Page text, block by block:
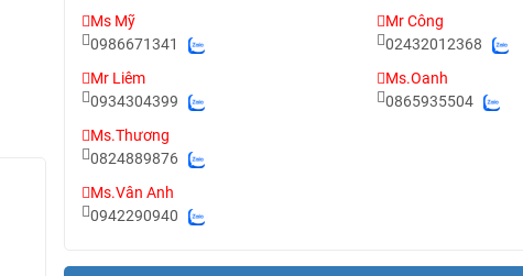
Ms Mỹ
0986671341
Mr Liêm
0934304399
Ms.Thương
0824889876
Ms.Vân Anh
0942290940
Mr Công
02432012368
Ms.Oanh
0865935504